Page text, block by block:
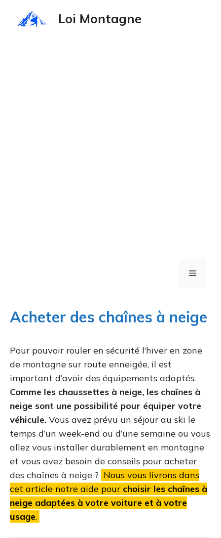
Loi Montagne
Menu
Acheter des chaînes à neige
Pour pouvoir rouler en sécurité l’hiver en zone
de montagne sur route enneigée, il est
important d’avoir des équipements adaptés.
Comme les chaussettes à neige, les chaînes à
neige sont une possibilité pour équiper votre
véhicule. Vous avez prévu un séjour au ski le
temps d’un week-end ou d’une semaine ou vous
allez vous installer durablement en montagne
et vous avez besoin de conseils pour acheter
des chaînes à neige ? Nous vous livrons dans
cet article notre aide pour choisir les chaînes à
neige adaptées à votre voiture et à votre
usage.